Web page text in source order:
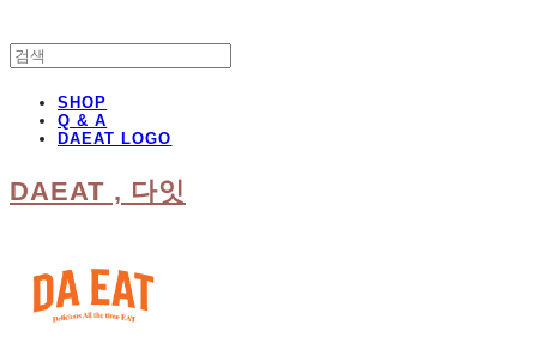
SHOP
Q & A
DAEAT LOGO
DAEAT , 다잇